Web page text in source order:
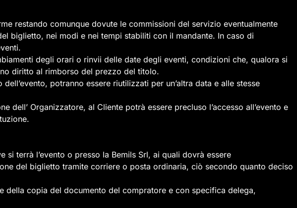
restando comunque dovute le commissioni del servizio eventualmente
biglietto, nei modi e nei tempi stabiliti con il mandante. In caso di
degli orari o rinvii delle date degli eventi, condizioni che, qualora si
diritto al rimborso del prezzo del titolo.
potranno essere riutilizzati per un’altra data e alle stesse
Organizzatore, al Cliente potrà essere precluso l’accesso all’evento e
terrà l’evento o presso la Bemils Srl, ai quali dovrà essere
del biglietto tramite corriere o posta ordinaria, ciò secondo quanto deciso
della copia del documento del compratore e con specifica delega,